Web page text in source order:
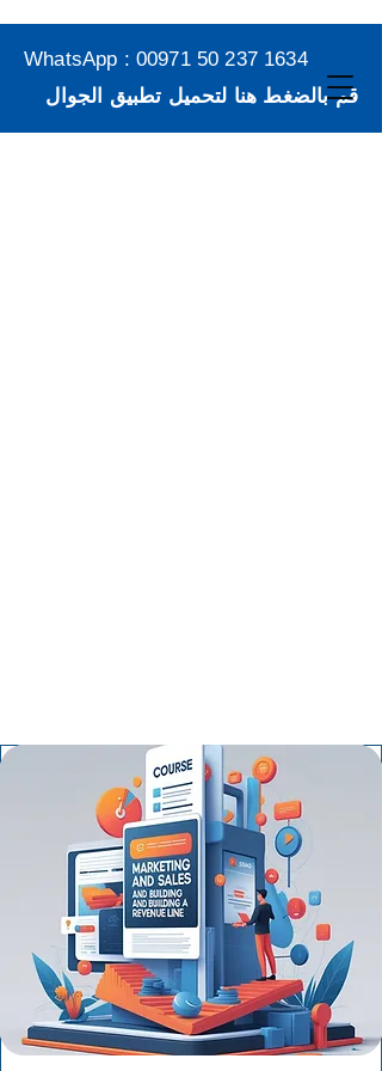
WhatsApp : 00971 50 237 1634
قم بالضغط هنا لتحميل تطبيق الجوال